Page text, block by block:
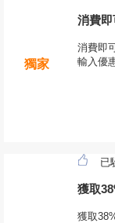
獨家
消費
消費即
輸入優
已
獲取
獲取